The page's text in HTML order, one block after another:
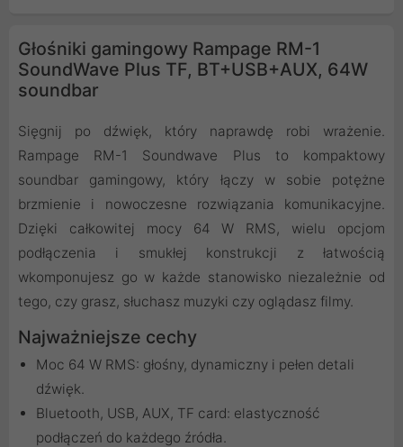
Głośniki gamingowy Rampage RM-1
SoundWave Plus TF, BT+USB+AUX, 64W
soundbar
Sięgnij po dźwięk, który naprawdę robi wrażenie.
Rampage RM-1 Soundwave Plus to kompaktowy
soundbar gamingowy, który łączy w sobie potężne
brzmienie i nowoczesne rozwiązania komunikacyjne.
Dzięki całkowitej mocy 64 W RMS, wielu opcjom
podłączenia i smukłej konstrukcji z łatwością
wkomponujesz go w każde stanowisko niezależnie od
tego, czy grasz, słuchasz muzyki czy oglądasz filmy.
Najważniejsze cechy
Moc 64 W RMS: głośny, dynamiczny i pełen detali
dźwięk.
Bluetooth, USB, AUX, TF card: elastyczność
podłączeń do każdego źródła.